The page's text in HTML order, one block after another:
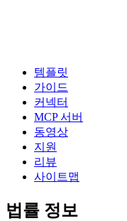
템플릿
가이드
커넥터
MCP 서버
동영상
지원
리뷰
사이트맵
법률 정보